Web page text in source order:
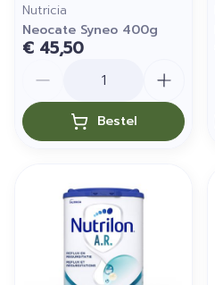
Nutricia
Neocate Syneo 400g
€ 45,50
Bestel